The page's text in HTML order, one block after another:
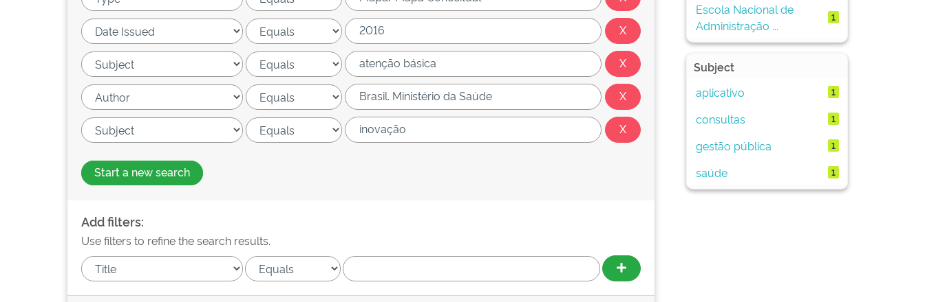
Start a new search
Add filters:
Use filters to refine the search results.
Escola Nacional de
Administração ...
1
Subject
aplicativo
1
consultas 1
gestão pública 1
saúde 1